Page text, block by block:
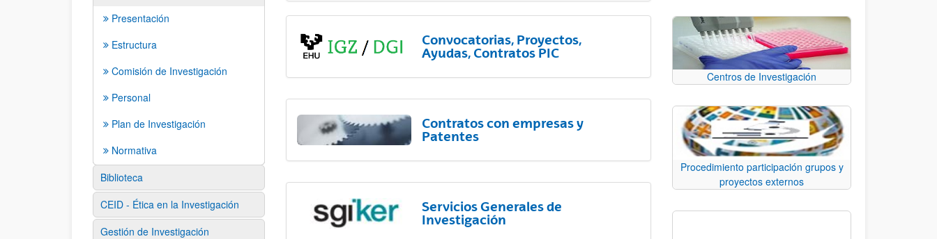
Presentación
Estructura
Comisión de Investigación
Personal
Plan de Investigación
Normativa
Biblioteca
CEID - Ética en la Investigación
Gestión de Investigación
Convocatorias, Proyectos,
Ayudas, Contratos PIC
Contratos con empresas y
Patentes
Servicios Generales de
Investigación
Centros de Investigación
Procedimiento participación grupos y
proyectos externos